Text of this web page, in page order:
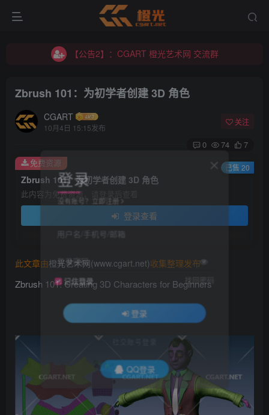
【公告2】：CGART 橙光艺术网 交流群
【公告2】：CGART 橙光艺术网 交流群
Zbrush 101：为初学者创建 3D 角色
CGART
10月4日 15:15发布
关注
0 74 7
Zbrush 101：为初学者创建 3D 角色
此内容为免费资源，请登录后查看
登录查看
免费资源 已售 20
此文章由橙光艺术网(www.cgart.net)收集整理发布
Zbrush 101: Creating 3D Characters for Beginners
登录
没有账号？立即注册
用户名/手机号/邮箱
登录密码
记住登录 找回密码
登录
QQ登录